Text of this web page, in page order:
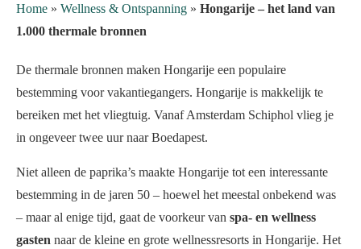
Home » Wellness & Ontspanning » Hongarije – het land van
1.000 thermale bronnen
De thermale bronnen maken Hongarije een populaire
bestemming voor vakantiegangers. Hongarije is makkelijk te
bereiken met het vliegtuig. Vanaf Amsterdam Schiphol vlieg je
in ongeveer twee uur naar Boedapest.
Niet alleen de paprika’s maakte Hongarije tot een interessante
bestemming in de jaren 50 – hoewel het meestal onbekend was
– maar al enige tijd, gaat de voorkeur van spa- en wellness
gasten naar de kleine en grote wellnessresorts in Hongarije. Het